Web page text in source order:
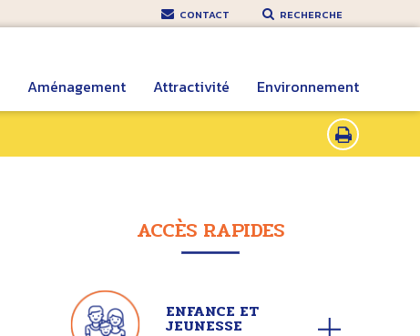
RECHERCHE
CONTACT
Aménagement Attractivité Environnement
ACCÈS RAPIDES
ENFANCE ET
JEUNESSE